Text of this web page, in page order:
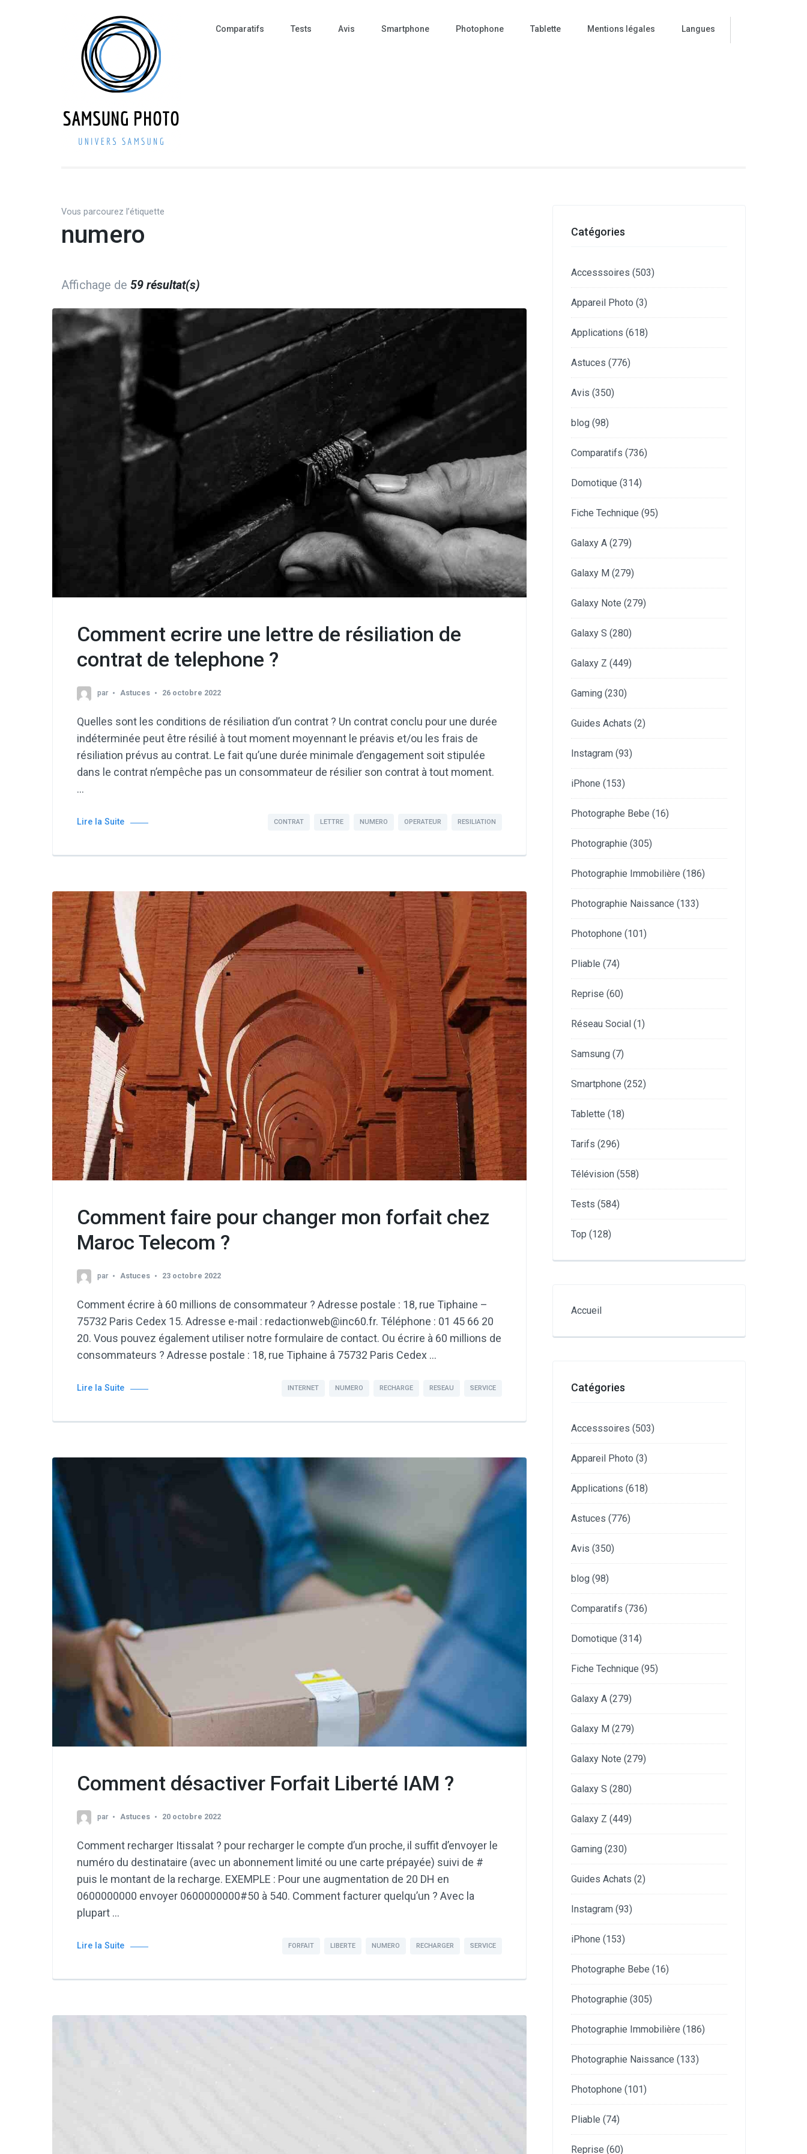
Comparatifs Tests Avis Smartphone Photophone Tablette Mentions légales Langues
Vous parcourez l’étiquette
numero
Affichage de 59 résultat(s)
Comment ecrire une lettre de résiliation de
contrat de telephone ?
par Astuces 26 octobre 2022
Quelles sont les conditions de résiliation d’un contrat ? Un contrat conclu pour une durée
indéterminée peut être résilié à tout moment moyennant le préavis et/ou les frais de
résiliation prévus au contrat. Le fait qu’une durée minimale d’engagement soit stipulée
dans le contrat n’empêche pas un consommateur de résilier son contrat à tout moment.
…
Lire la Suite CONTRAT LETTRE NUMERO OPERATEUR RESILIATION
Comment faire pour changer mon forfait chez
Maroc Telecom ?
par Astuces 23 octobre 2022
Comment écrire à 60 millions de consommateur ? Adresse postale : 18, rue Tiphaine –
75732 Paris Cedex 15. Adresse e-mail : redactionweb@inc60.fr. Téléphone : 01 45 66 20
20. Vous pouvez également utiliser notre formulaire de contact. Ou écrire à 60 millions de
consommateurs ? Adresse postale : 18, rue Tiphaine â 75732 Paris Cedex …
Lire la Suite INTERNET NUMERO RECHARGE RESEAU SERVICE
Comment désactiver Forfait Liberté IAM ?
par Astuces 20 octobre 2022
Comment recharger Itissalat ? pour recharger le compte d’un proche, il suffit d’envoyer le
numéro du destinataire (avec un abonnement limité ou une carte prépayée) suivi de #
puis le montant de la recharge. EXEMPLE : Pour une augmentation de 20 DH en
0600000000 envoyer 0600000000#50 à 540. Comment facturer quelqu’un ? Avec la
plupart …
Lire la Suite FORFAIT LIBERTE NUMERO RECHARGER SERVICE
Catégories
Accesssoires (503)
Appareil Photo (3)
Applications (618)
Astuces (776)
Avis (350)
blog (98)
Comparatifs (736)
Domotique (314)
Fiche Technique (95)
Galaxy A (279)
Galaxy M (279)
Galaxy Note (279)
Galaxy S (280)
Galaxy Z (449)
Gaming (230)
Guides Achats (2)
Instagram (93)
iPhone (153)
Photographe Bebe (16)
Photographie (305)
Photographie Immobilière (186)
Photographie Naissance (133)
Photophone (101)
Pliable (74)
Reprise (60)
Réseau Social (1)
Samsung (7)
Smartphone (252)
Tablette (18)
Tarifs (296)
Télévision (558)
Tests (584)
Top (128)
Accueil
Catégories
Accesssoires (503)
Appareil Photo (3)
Applications (618)
Astuces (776)
Avis (350)
blog (98)
Comparatifs (736)
Domotique (314)
Fiche Technique (95)
Galaxy A (279)
Galaxy M (279)
Galaxy Note (279)
Galaxy S (280)
Galaxy Z (449)
Gaming (230)
Guides Achats (2)
Instagram (93)
iPhone (153)
Photographe Bebe (16)
Photographie (305)
Photographie Immobilière (186)
Photographie Naissance (133)
Photophone (101)
Pliable (74)
Reprise (60)